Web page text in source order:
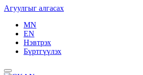
Агуулгыг алгасах
MN
EN
Нэвтрэх
Бүртгүүлэх